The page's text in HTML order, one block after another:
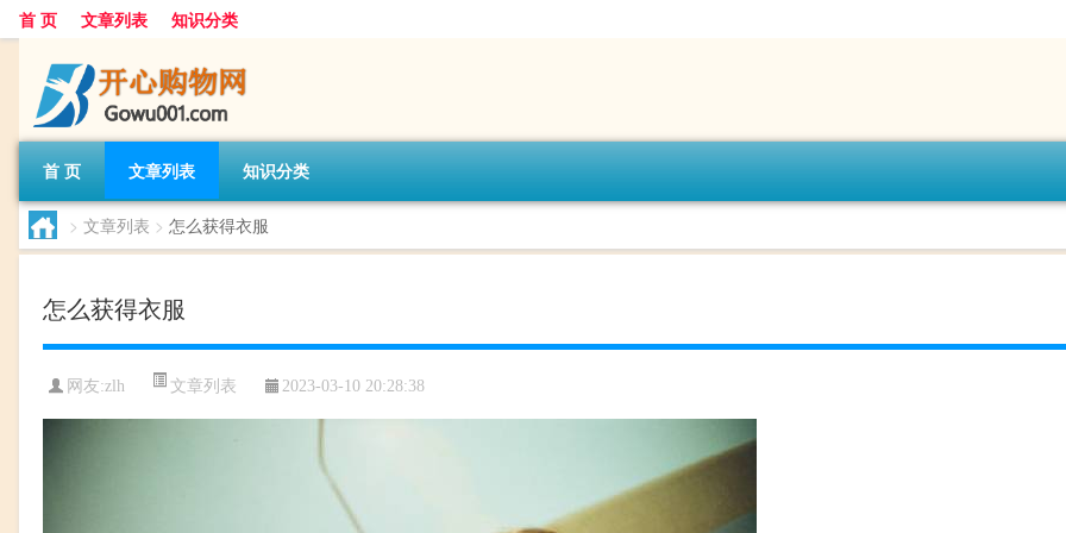
首 页 文章列表 知识分类
首 页 文章列表 知识分类
> 文章列表 > 怎么获得衣服
怎么获得衣服
网友:zlh 文章列表 2023-03-10 20:28:38